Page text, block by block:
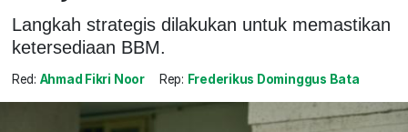
Langkah strategis dilakukan untuk memastikan
ketersediaan BBM.
Red: Ahmad Fikri Noor Rep: Frederikus Dominggus Bata